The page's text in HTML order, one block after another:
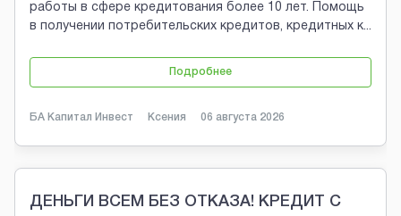
работы в сфере кредитования более 10 лет. Помощь
в получении потребительских кредитов, кредитных к...
Подробнее
БА Капитал Инвест Ксения 06 августа 2026
ДЕНЬГИ ВСЕМ БЕЗ ОТКАЗА! КРЕДИТ С